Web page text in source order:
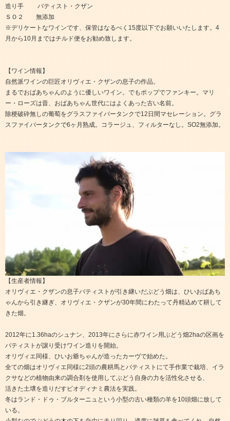
造り手 バティスト・クザン
ＳＯ２ 無添加
※デリケートなワインです、保管はなるべく15度以下でお願いいたします。4
月から10月まではチルド便をお勧め致します。
【ワイン情報】
自然派ワインの巨匠オリヴィエ・クザンの息子の作品。
まるでおばあちゃんのように優しいワイン。でもポップでファンキー。マリ
ー・ローズは昔、おばあちゃん世代にはよくあった古い名前。
除梗破砕無しの葡萄をグラスファイバータンクで12日間マセレーション。グラ
スファイバータンクで6ヶ月熟成。コラージュ、フィルターなし。SO2無添加。
【生産者情報】
オリヴィエ・クザンの息子バティストが引き継いだぶどう畑は、ひいおばあち
ゃんから引き継ぎ、オリヴィエ・クザンが30年間にわたって丹精込めて耕して
きた畑。
2012年に1.36haのシュナン、2013年にさらに赤ワイン用ぶどう畑2haの区画を
バティストが譲り受けワイン造りを開始。
オリヴィエ同様、ひいお爺ちゃんが造ったカーヴで始めた。
全ての畑はオリヴィエ同様に2頭の農耕馬とバティストにて手作業で栽培、イラ
クサなどの植物由来の調合剤を使用してぶどう自身の力を活性化させる、
活きた土壌を造りだすビオディナミ農法を実践。
冬はランド・ドゥ・ブルターニュという小型の古い種類の羊を10頭畑に放して
いる。